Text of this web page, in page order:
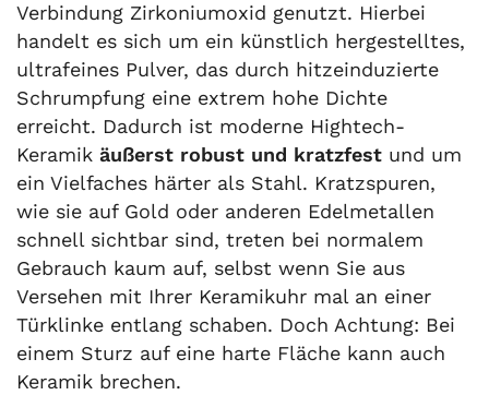
Verbindung Zirkoniumoxid genutzt. Hierbei
handelt es sich um ein künstlich hergestelltes,
ultrafeines Pulver, das durch hitzeinduzierte
Schrumpfung eine extrem hohe Dichte
erreicht. Dadurch ist moderne Hightech-
Keramik äußerst robust und kratzfest und um
ein Vielfaches härter als Stahl. Kratzspuren,
wie sie auf Gold oder anderen Edelmetallen
schnell sichtbar sind, treten bei normalem
Gebrauch kaum auf, selbst wenn Sie aus
Versehen mit Ihrer Keramikuhr mal an einer
Türklinke entlang schaben. Doch Achtung: Bei
einem Sturz auf eine harte Fläche kann auch
Keramik brechen.